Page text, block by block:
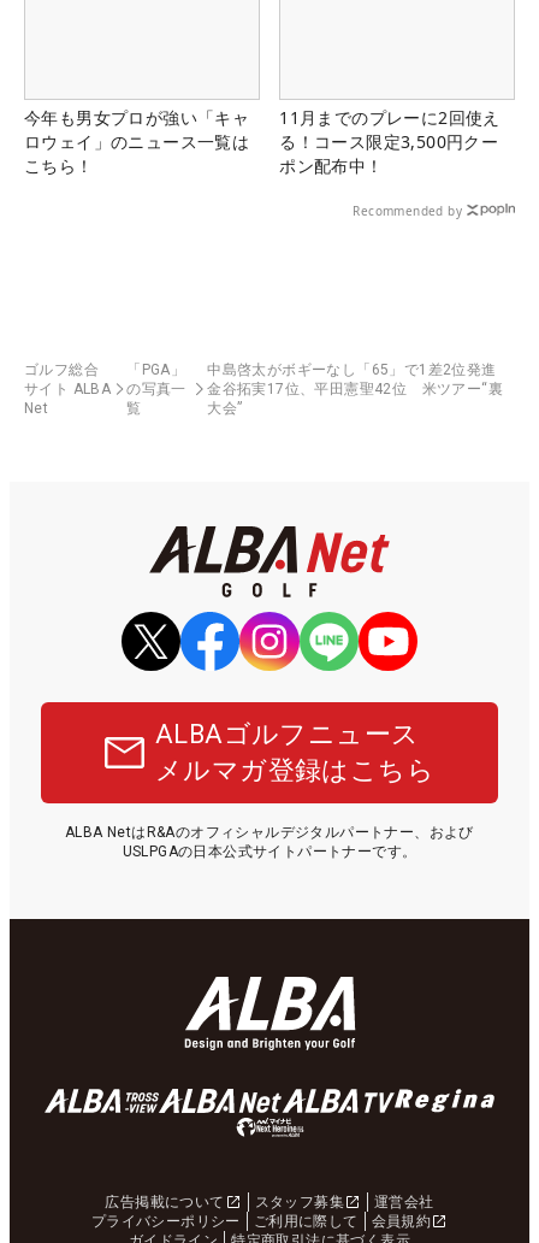
今年も男女プロが強い「キャ
ロウェイ」のニュース一覧は
こちら！
11月までのプレーに2回使え
る！コース限定3,500円クー
ポン配布中！
Recommended by
ゴルフ総合
サイト ALBA
Net
「PGA」
の写真一
覧
中島啓太がボギーなし「65」で1差2位発進
金谷拓実17位、平田憲聖42位 米ツアー“裏
大会”
ALBAゴルフニュース
メルマガ登録はこちら
ALBA NetはR&Aのオフィシャルデジタルパートナー、および
USLPGAの日本公式サイトパートナーです。
広告掲載について スタッフ募集
運営会社
プライバシーポリシー
ご利用に際して
会員規約